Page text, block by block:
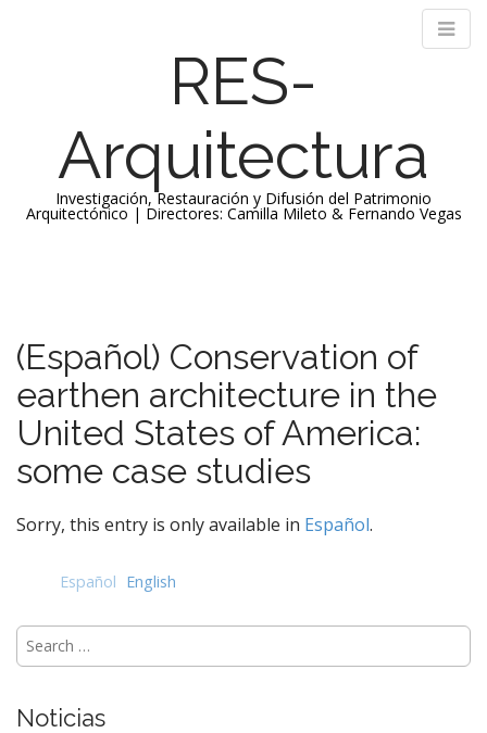
RES-
Arquitectura
Investigación, Restauración y Difusión del Patrimonio
Arquitectónico | Directores: Camilla Mileto & Fernando Vegas
n
m
e
n
u
t
o
c
o
n
t
n
(Español) Conservation of
earthen architecture in the
United States of America:
some case studies
Sorry, this entry is only available in Español.
Español English
Search
for:
Noticias